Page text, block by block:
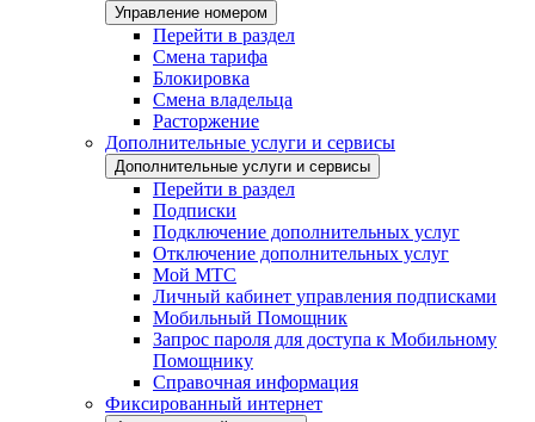
Управление номером
Перейти в раздел
Смена тарифа
Блокировка
Смена владельца
Расторжение
Дополнительные услуги и сервисы
Дополнительные услуги и сервисы
Перейти в раздел
Подписки
Подключение дополнительных услуг
Отключение дополнительных услуг
Мой МТС
Личный кабинет управления подписками
Мобильный Помощник
Запрос пароля для доступа к Мобильному
Помощнику
Справочная информация
Фиксированный интернет